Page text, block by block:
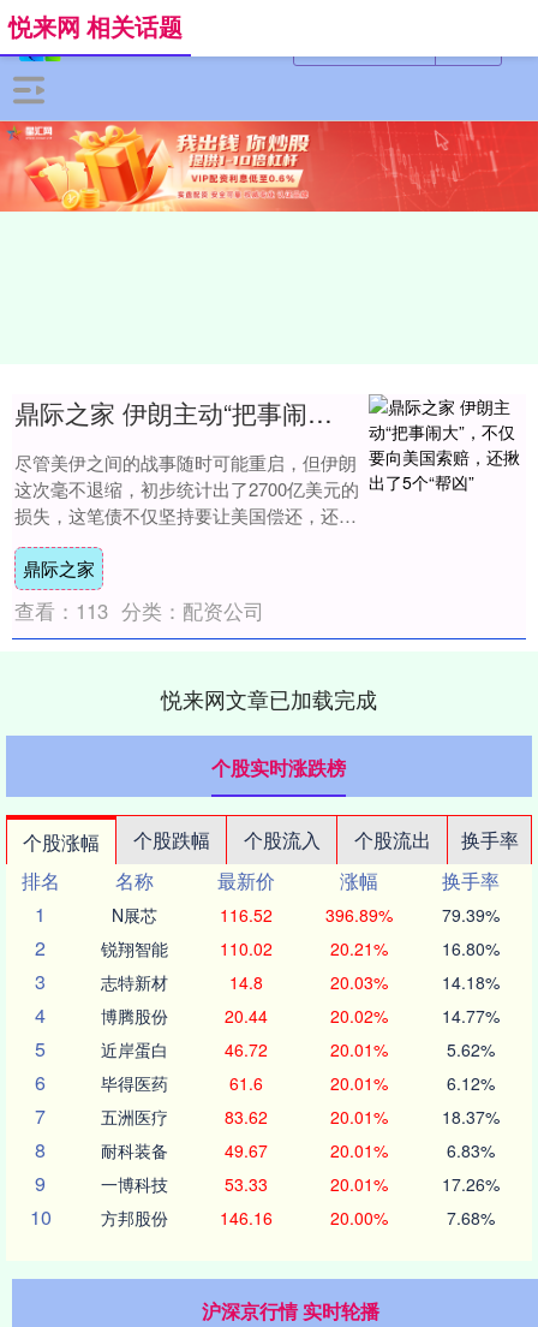
悦来网 相关话题
鼎际之家 伊朗主动“把事闹大”，不仅要向美国索赔，还揪出了5个“帮凶”
尽管美伊之间的战事随时可能重启，但伊朗
这次毫不退缩，初步统计出了2700亿美元的
损失，这笔债不仅坚持要让美国偿还，还点
名巴林、沙特阿拉伯、卡塔尔、阿联酋和约
旦5....
鼎际之家
查看： 113 分类： 配资公司
悦来网文章已加载完成
个股实时涨跌榜
个股涨幅 个股跌幅 个股流入 个股流出
换手率
排名
名称 最新价 涨幅
换手率
1
N展芯 116.52 396.89% 79.39%
2 锐翔智能 110.02 20.21% 16.80%
3 志特新材 14.8 20.03% 14.18%
4 博腾股份 20.44 20.02% 14.77%
5 近岸蛋白 46.72 20.01% 5.62%
6 毕得医药 61.6 20.01% 6.12%
7 五洲医疗 83.62 20.01% 18.37%
8 耐科装备 49.67 20.01% 6.83%
9 一博科技 53.33 20.01% 17.26%
10 方邦股份 146.16 20.00% 7.68%
沪深京行情 实时轮播